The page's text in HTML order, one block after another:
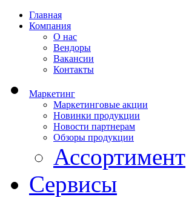
Главная
Компания
О нас
Вендоры
Вакансии
Контакты
Маркетинг
Маркетинговые акции
Новинки продукции
Новости партнерам
Обзоры продукции
Ассортимент
Сервисы